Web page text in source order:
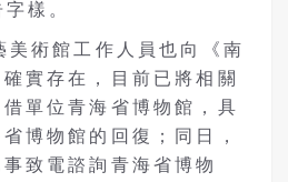
樣。
術館工作人員也向《南
實存在，目前已將相關
單位青海省博物館，具
博物館的回復；同日，
事致電諮詢青海省博物